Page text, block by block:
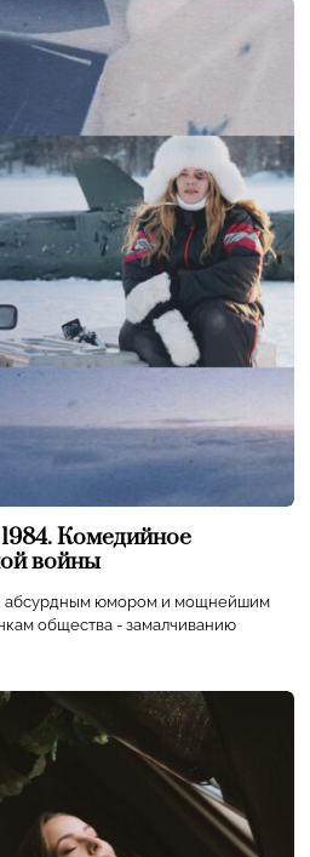
Комедийное
войны
абсурдным юмором и мощнейшим
общества - замалчиванию